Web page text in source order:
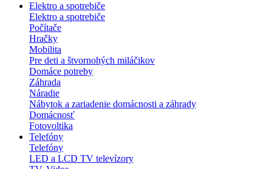
Elektro a spotrebiče
Elektro a spotrebiče
Počítače
Hračky
Mobilita
Pre deti a štvornohých miláčikov
Domáce potreby
Záhrada
Náradie
Nábytok a zariadenie domácnosti a záhrady
Domácnosť
Fotovoltika
Telefóny
Telefóny
LED a LCD TV televízory